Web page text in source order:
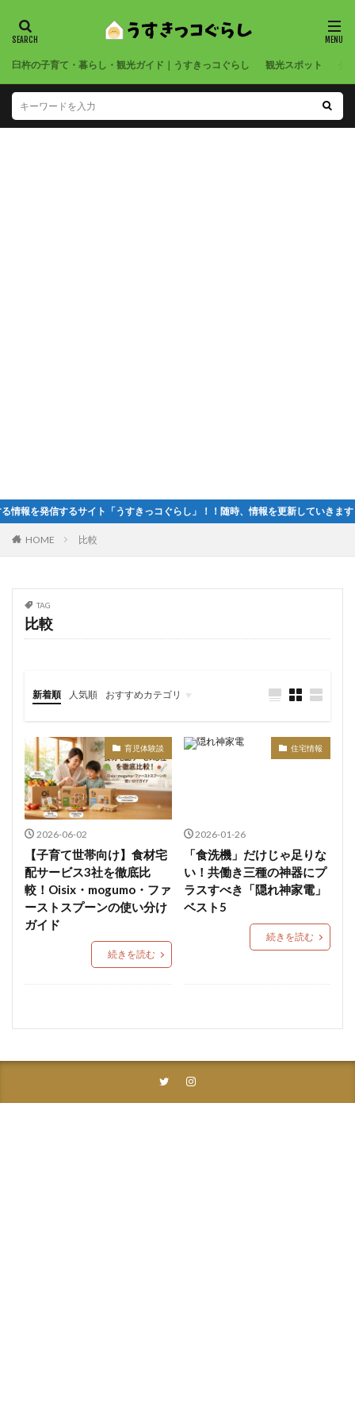
臼杵の子育て・暮らし・観光ガイド｜うすきっコぐらし 観光スポット
を発信するサイト「うすきっコぐらし」！！随時、情報を更新していきます！
HOME 比較
TAG
比較
新着順 人気順 おすすめカテゴリ
育児体験談
2026-06-02
【子育て世帯向け】食材宅
配サービス3社を徹底比
較！Oisix・mogumo・ファ
ーストスプーンの使い分け
ガイド
続きを読む
住宅情報
2026-01-26
「食洗機」だけじゃ足りな
い！共働き三種の神器にプ
ラスすべき「隠れ神家電」
ベスト5
続きを読む